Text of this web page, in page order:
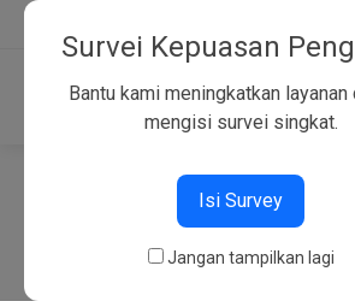
404
Survei Kepuasan
Bantu kami meningkatkan layanan
mengisi survei singkat.
Isi Survey
Jangan tampilkan lagi